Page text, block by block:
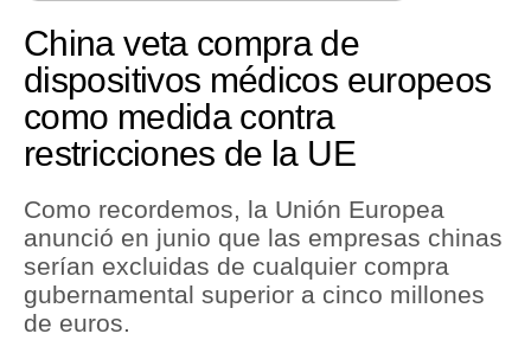
Economía
Mercados
Perú
Política
Tu Dinero
Finanzas Personales
China veta compra de
dispositivos médicos europeos
como medida contra
restricciones de la UE
Como recordemos, la Unión Europea
anunció en junio que las empresas chinas
serían excluidas de cualquier compra
gubernamental superior a cinco millones
de euros.